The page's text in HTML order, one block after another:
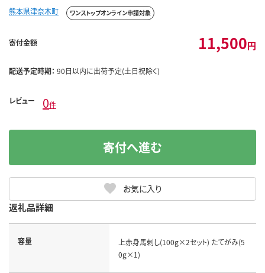
熊本県津奈木町 ワンストップオンライン申請対象
寄付金額 11,500円
配送予定時期： 90日以内に出荷予定(土日祝除く)
レビュー 0件
お気に入り
寄付へ進む
返礼品詳細
容量
上赤身馬刺し(100g×2セット) たてがみ(5
0g×1)